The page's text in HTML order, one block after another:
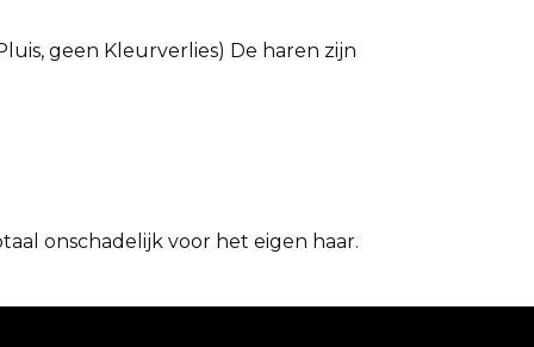
geen Kleurverlies) De haren zijn
onschadelijk voor het eigen haar.